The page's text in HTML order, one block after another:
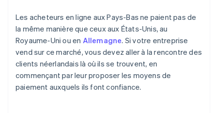
Les acheteurs en ligne aux Pays-Bas ne paient pas de
la même manière que ceux aux États-Unis, au
Royaume-Uni ou en Allemagne. Si votre entreprise
vend sur ce marché, vous devez aller à la rencontre des
clients néerlandais là où ils se trouvent, en
commençant par leur proposer les moyens de
paiement auxquels ils font confiance.